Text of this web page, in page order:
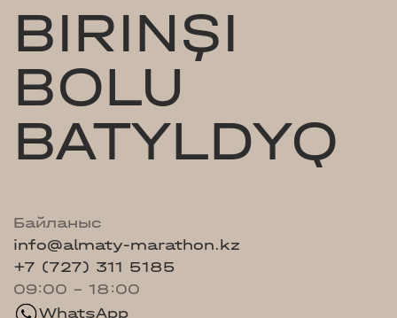
BIRINŞI
BOLU
BATYLDYQ
Байланыс
info@almaty-marathon.kz
+7 (727) 311 5185
09:00 - 18:00
WhatsApp